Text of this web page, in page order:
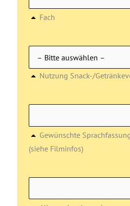
Fach
Nutzung Snack-/
Gewünschte
(siehe Filminfos)